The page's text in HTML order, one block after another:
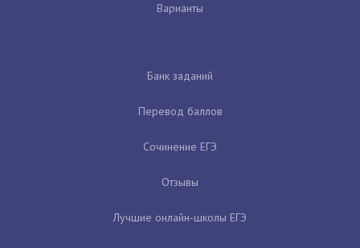
Варианты
Банк заданий
Перевод баллов
Сочинение ЕГЭ
Отзывы
Лучшие онлайн-школы ЕГЭ